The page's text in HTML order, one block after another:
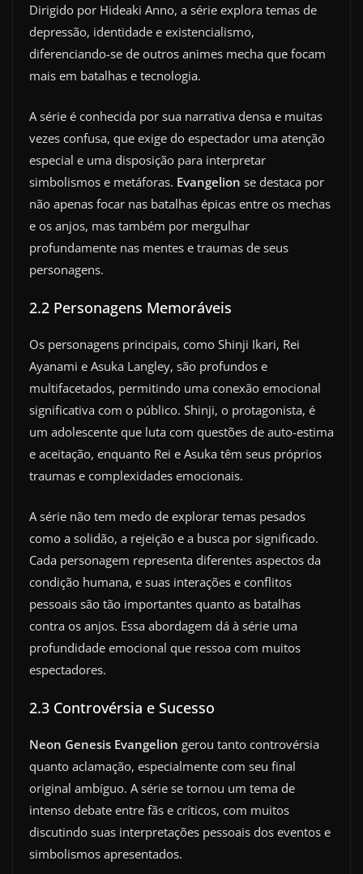
Dirigido por Hideaki Anno, a série explora temas de
depressão, identidade e existencialismo,
diferenciando-se de outros animes mecha que focam
mais em batalhas e tecnologia.
A série é conhecida por sua narrativa densa e muitas
vezes confusa, que exige do espectador uma atenção
especial e uma disposição para interpretar
simbolismos e metáforas. Evangelion se destaca por
não apenas focar nas batalhas épicas entre os mechas
e os anjos, mas também por mergulhar
profundamente nas mentes e traumas de seus
personagens.
2.2 Personagens Memoráveis
Os personagens principais, como Shinji Ikari, Rei
Ayanami e Asuka Langley, são profundos e
multifacetados, permitindo uma conexão emocional
significativa com o público. Shinji, o protagonista, é
um adolescente que luta com questões de auto-estima
e aceitação, enquanto Rei e Asuka têm seus próprios
traumas e complexidades emocionais.
A série não tem medo de explorar temas pesados
como a solidão, a rejeição e a busca por significado.
Cada personagem representa diferentes aspectos da
condição humana, e suas interações e conflitos
pessoais são tão importantes quanto as batalhas
contra os anjos. Essa abordagem dá à série uma
profundidade emocional que ressoa com muitos
espectadores.
2.3 Controvérsia e Sucesso
Neon Genesis Evangelion gerou tanto controvérsia
quanto aclamação, especialmente com seu final
original ambíguo. A série se tornou um tema de
intenso debate entre fãs e críticos, com muitos
discutindo suas interpretações pessoais dos eventos e
simbolismos apresentados.